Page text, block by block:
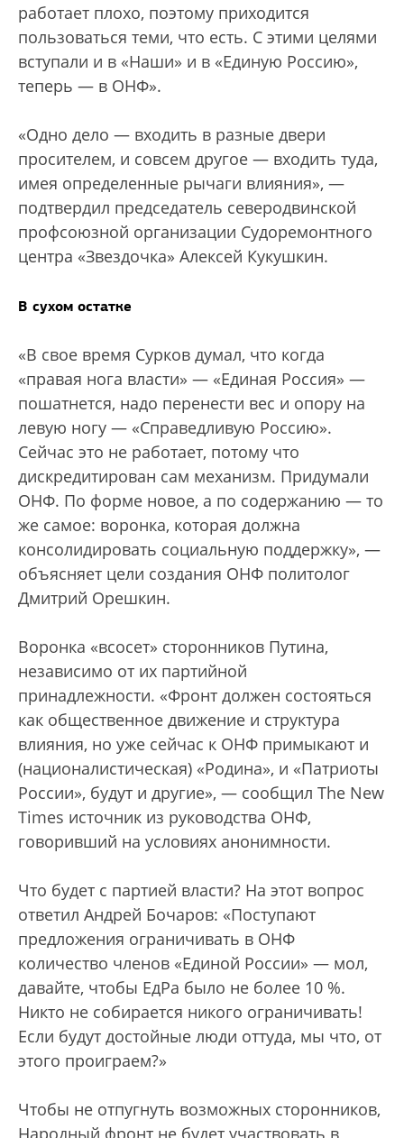
работает плохо, поэтому приходится
пользоваться теми, что есть. С этими целями
вступали и в «Наши» и в «Единую Россию»,
теперь — в ОНФ».
«Одно дело — входить в разные двери
просителем, и совсем другое — входить туда,
имея определенные рычаги влияния», —
подтвердил председатель северодвинской
профсоюзной организации Судоремонтного
центра «Звездочка» Алексей Кукушкин.
В сухом остатке
«В свое время Сурков думал, что когда
«правая нога власти» — «Единая Россия» —
пошатнется, надо перенести вес и опору на
левую ногу — «Справедливую Россию».
Сейчас это не работает, потому что
дискредитирован сам механизм. Придумали
ОНФ. По форме новое, а по содержанию — то
же самое: воронка, которая должна
консолидировать социальную поддержку», —
объясняет цели создания ОНФ политолог
Дмитрий Орешкин.
Воронка «всосет» сторонников Путина,
независимо от их партийной
принадлежности. «Фронт должен состояться
как общественное движение и структура
влияния, но уже сейчас к ОНФ примыкают и
(националистическая) «Родина», и «Патриоты
России», будут и другие», — сообщил The New
Times источник из руководства ОНФ,
говоривший на условиях анонимности.
Что будет с партией власти? На этот вопрос
ответил Андрей Бочаров: «Поступают
предложения ограничивать в ОНФ
количество членов «Единой России» — мол,
давайте, чтобы ЕдРа было не более 10 %.
Никто не собирается никого ограничивать!
Если будут достойные люди оттуда, мы что, от
этого проиграем?»
Чтобы не отпугнуть возможных сторонников,
Народный фронт не будет участвовать в